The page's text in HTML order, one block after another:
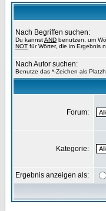
Nach Begriffen suchen:
Du kannstAND benutzen, um
NOT für Wörter, die im Ergebnis
Nach Autor suchen:
Benutze das *-Zeichen als
Forum:
Kategorie:
Ergebnis anzeigen als: